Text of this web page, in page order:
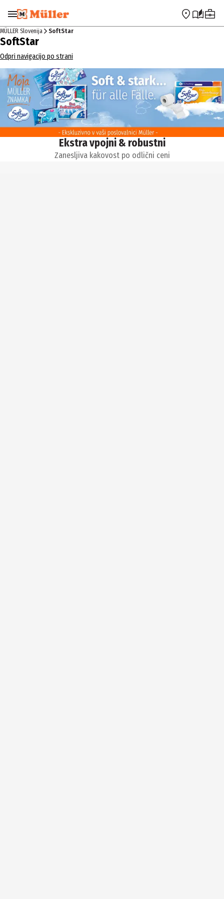
Preskoči na navigacijo Preskoči na glavno vsebino
MÜLLER Slovenija SoftStar
SoftStar
Odpri navigacijo po strani
Ekstra vpojni & robustni
Zanesljiva kakovost po odlični ceni